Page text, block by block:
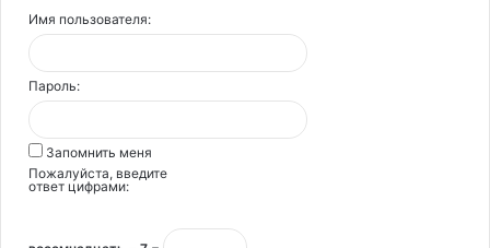
Имя пользователя:
Пароль:
Запомнить меня
Пожалуйста, введите
ответ цифрами: